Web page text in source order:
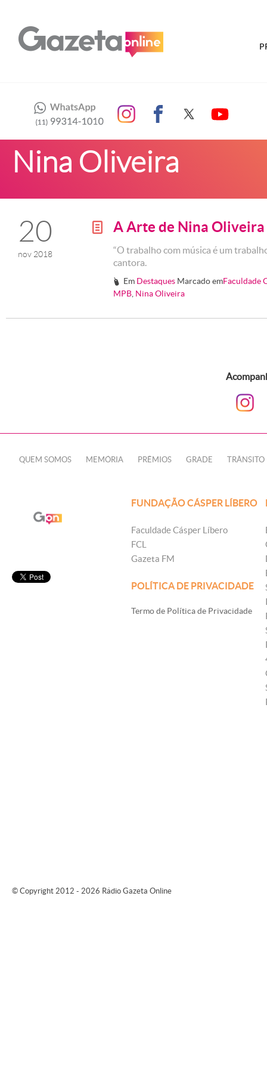
Nina Oliveira
20
nov 2018
g A Arte de Nina Oliveira
“O trabalho com música é um
cantora.
# Em Destaques Marcado emFaculdade
MPB Nina Oliveira
QUEM SOMOS MEMÓRIA PRÊMIOS GRADE TRÂNSITO
FUNDAÇÃO CÁSPER LÍBERO
Faculdade Cásper Líbero
FCL
Gazeta FM
POLÍTICA DE PRIVACIDADE
Termo de Política de Privacidade
© Copyright 2012 - 2026 Rádio Gazeta Online